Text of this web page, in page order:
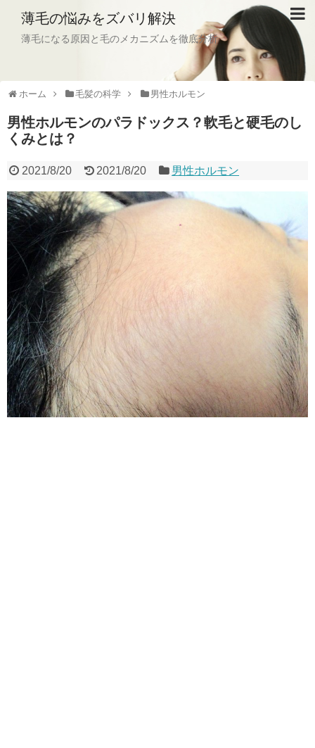
薄毛の悩みをズバリ解決
薄毛になる原因と毛のメカニズムを徹底分析
ホーム 毛髪の科学 男性ホルモン
男性ホルモンのパラドックス？軟毛と硬毛のし
くみとは？
2021/8/20 2021/8/20 男性ホルモン